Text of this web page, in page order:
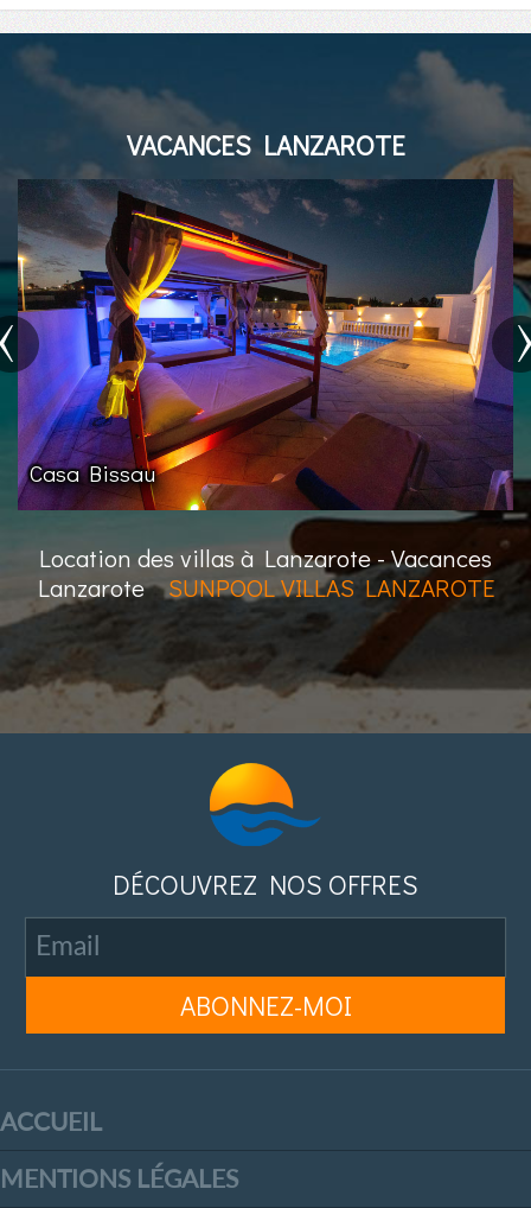
VACANCES LANZAROTE
Villa Buenaventura
Location des villas à Lanzarote - Vacances
LanzaroteSUNPOOL VILLAS LANZAROTE
DÉCOUVREZ NOS OFFRES
ACCUEIL
MENTIONS LÉGALES